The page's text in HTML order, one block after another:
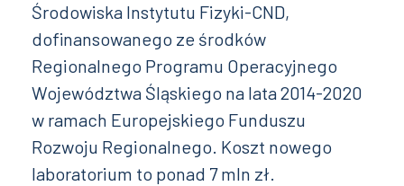
Środowiska Instytutu Fizyki-CND,
dofinansowanego ze środków
Regionalnego Programu Operacyjnego
Województwa Śląskiego na lata 2014-2020
w ramach Europejskiego Funduszu
Rozwoju Regionalnego. Koszt nowego
laboratorium to ponad 7 mln zł.